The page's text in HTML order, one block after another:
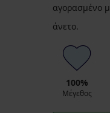
αγορασμένο
άνετο.
100%
Μέγεθος